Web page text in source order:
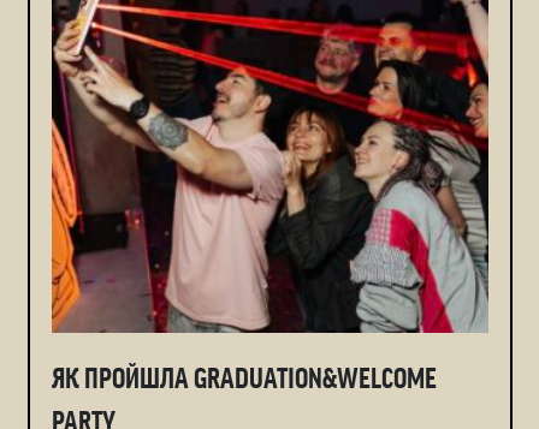
ЯК ПРОЙШЛА GRADUATION&WELCOME
PARTY